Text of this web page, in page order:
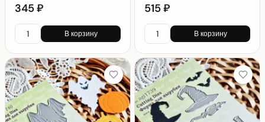
345 ₽
В корзину
515 ₽
В корзину